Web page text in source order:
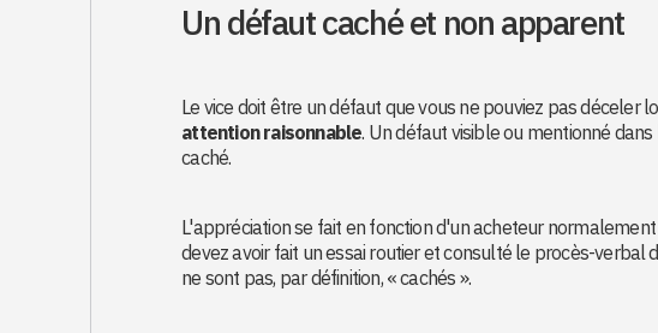
Un défaut caché et non apparent
Le vice doit être un défaut que vous ne pouviez pas déceler
attention raisonnable. Un défaut visible ou mentionné
caché.
L'appréciation se fait en fonction d'un acheteur
devez avoir fait un essai routier et consulté le procès-
ne sont pas, par définition, « cachés ».